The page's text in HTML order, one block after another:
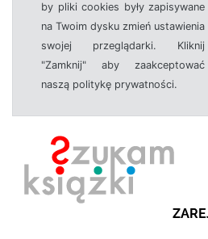
by pliki cookies były zapisywane
na Twoim dysku zmień ustawienia
swojej przeglądarki. Kliknij
"Zamknij" aby zaakceptować
naszą politykę prywatności.